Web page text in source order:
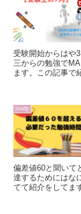
受験開始からはや
三からの勉強で
ます。この記事で
study
偏差値60と聞いて
達するためにはな
てて紹介をしてま